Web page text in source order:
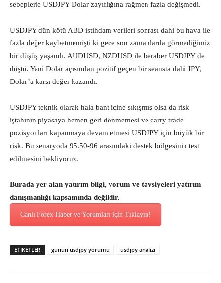
sebeplerle USDJPY Dolar zayıflığına rağmen fazla değişmedi.
USDJPY dün kötü ABD istihdam verileri sonrası dahi bu hava ile
fazla değer kaybetmemişti ki gece son zamanlarda görmediğimiz
bir düşüş yaşandı. AUDUSD, NZDUSD ile beraber USDJPY de
düştü. Yani Dolar açısından pozitif geçen bir seansta dahi JPY,
Dolar’a karşı değer kazandı.
USDJPY teknik olarak hala bant içine sıkışmış olsa da risk
iştahının piyasaya hemen geri dönmemesi ve carry trade
pozisyonları kapanmaya devam etmesi USDJPY için büyük bir
risk. Bu senaryoda 95.50-96 arasındaki destek bölgesinin test
edilmesini bekliyoruz.
Burada yer alan yatırım bilgi, yorum ve tavsiyeleri yatırım
danışmanlığı kapsamında değildir.
Canlı Forex Haber ve Yorumları için Tıklayın!
ETİKETLER günün usdjpy yorumu usdjpy analizi